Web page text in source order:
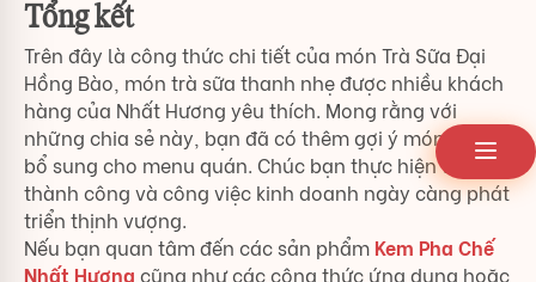
Tổng kết
Trên đây là công thức chi tiết của món Trà Sữa Đại
Hồng Bào, món trà sữa thanh nhẹ được nhiều khách
hàng của Nhất Hương yêu thích. Mong rằng với
những chia sẻ này, bạn đã có thêm gợi ý món mới để
bổ sung cho menu quán. Chúc bạn thực hiện thật
thành công và công việc kinh doanh ngày càng phát
triển thịnh vượng.
Nếu bạn quan tâm đến các sản phẩm Kem Pha Chế
Nhất Hương cũng như các công thức ứng dụng hoặc